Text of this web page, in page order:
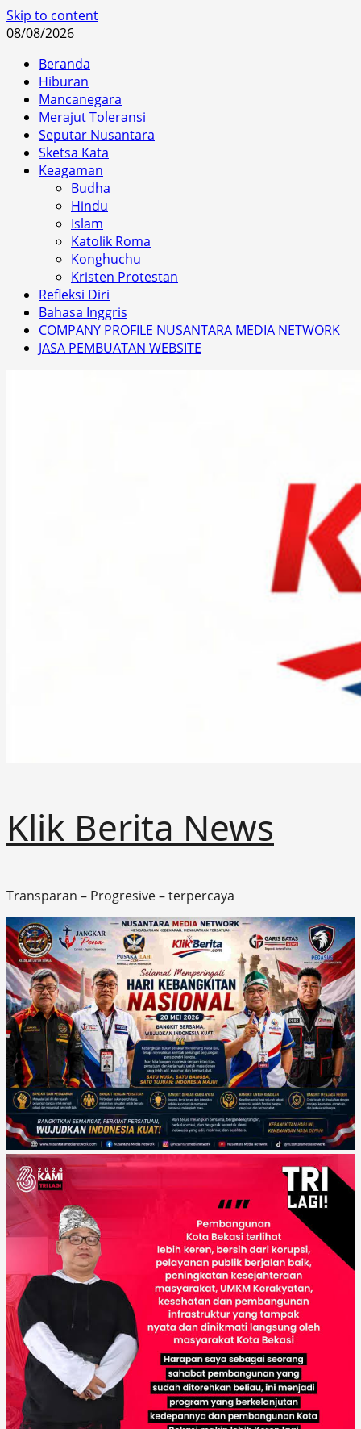
Skip to content
08/08/2026
Beranda
Hiburan
Mancanegara
Merajut Toleransi
Seputar Nusantara
Sketsa Kata
Keagaman
Budha
Hindu
Islam
Katolik Roma
Konghuchu
Kristen Protestan
Refleksi Diri
Bahasa Inggris
COMPANY PROFILE NUSANTARA MEDIA NETWORK
JASA PEMBUATAN WEBSITE
Klik Berita News
Transparan – Progresive – terpercaya